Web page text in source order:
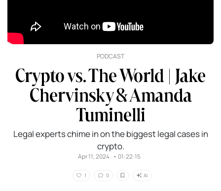
PODCAST
Crypto vs. The World | Jake
Chervinsky & Amanda
Tuminelli
Legal experts chime in on the biggest legal cases in
crypto.
Apr 11, 2024 • 01:22:15
1 0 AI